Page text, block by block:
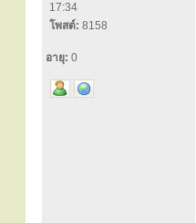
17:34
โพสต์: 8158
อายุ: 0